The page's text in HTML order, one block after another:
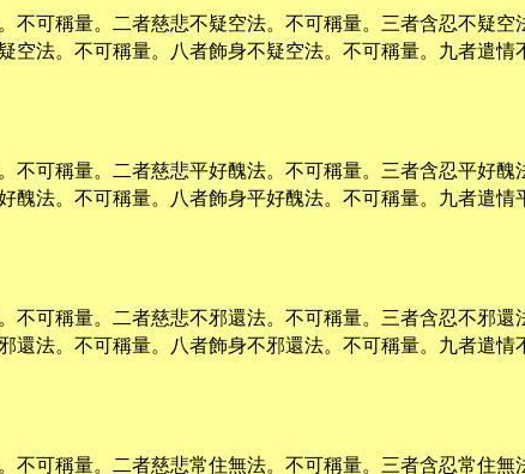
可稱量。二者慈悲不疑空法。不可稱量。三者含忍不疑
法。不可稱量。八者飾身不疑空法。不可稱量。九者遣
可稱量。二者慈悲平好醜法。不可稱量。三者含忍平好
法。不可稱量。八者飾身平好醜法。不可稱量。九者遣
可稱量。二者慈悲不邪還法。不可稱量。三者含忍不邪
法。不可稱量。八者飾身不邪還法。不可稱量。九者遣
可稱量。二者慈悲常住無法。不可稱量。三者含忍常住